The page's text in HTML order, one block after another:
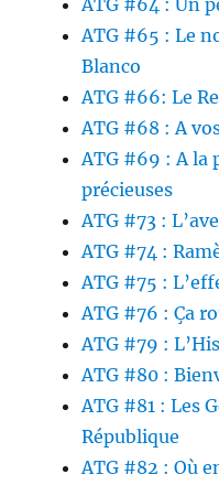
ATG #65 : Le
Blanco
ATG #66: Le
ATG #68 : A
ATG #69 : A la
précieuses
ATG #73 :
ATG #74 :
ATG #75 :
ATG #76 : Ça
ATG #79 :
ATG #80 :
ATG #81 : Les
République
ATG #82 : Où